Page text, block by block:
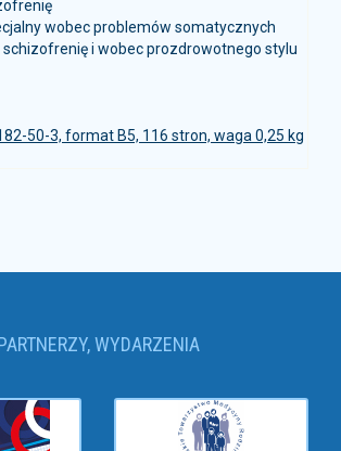
wobec problemów somatycznych
schizofrenię i wobec prozdrowotnego stylu
50-3, format B5, 116 stron, waga 0,25 kg
WYDARZENIA